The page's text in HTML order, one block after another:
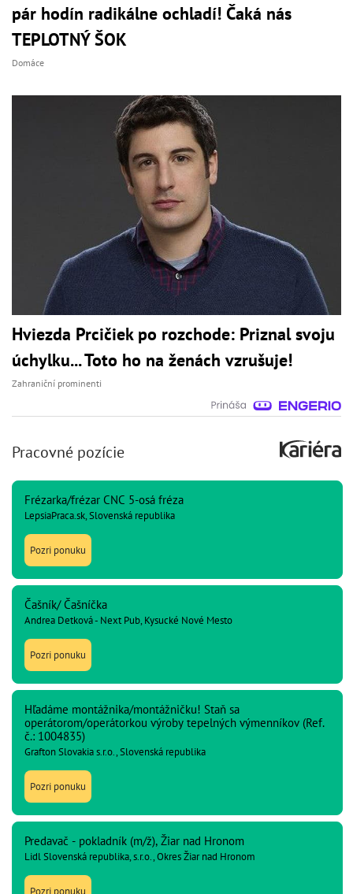
pár hodín radikálne ochladí! Čaká nás
TEPLOTNÝ ŠOK
Domáce
Hviezda Prcičiek po rozchode: Priznal svoju
úchylku... Toto ho na ženách vzrušuje!
Zahraniční prominenti
Pracovné pozície
Frézarka/frézar CNC 5-osá fréza
LepsiaPraca.sk, Slovenská republika
Pozri ponuku
Čašník/ Čašníčka
Andrea Detková - Next Pub, Kysucké Nové Mesto
Pozri ponuku
Hľadáme montážnika/montážničku! Staň sa
operátorom/operátorkou výroby tepelných výmenníkov (Ref.
č.: 1004835)
Grafton Slovakia s.r.o., Slovenská republika
Pozri ponuku
Predavač - pokladník (m/ž), Žiar nad Hronom
Lidl Slovenská republika, s.r.o., Okres Žiar nad Hronom
Pozri ponuku